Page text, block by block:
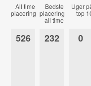
All time
placering
Bedste
placering
all time
Uger
top
526 232 0